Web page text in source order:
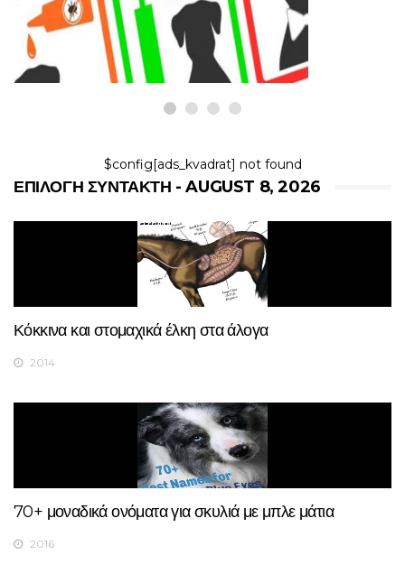
8,2026
$config[ads_kvadrat] not found
ΕΠΙΛΟΓΉ ΣΥΝΤΆΚΤΗ - AUGUST 8, 2026
Κόκκινα και στομαχικά έλκη στα άλογα
2014
70+ μοναδικά ονόματα για σκυλιά με μπλε μάτια
2016